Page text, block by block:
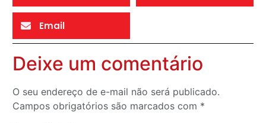
Email
Deixe um comentário
O seu endereço de e-mail não será publicado.
Campos obrigatórios são marcados com *